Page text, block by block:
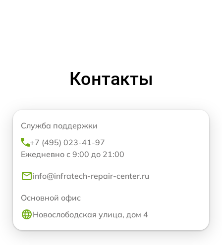
Контакты
Служба поддержки
+7 (495) 023-41-97
Ежедневно с 9:00 до 21:00
info@infratech-repair-center.ru
Основной офис
Новослободская улица, дом 4